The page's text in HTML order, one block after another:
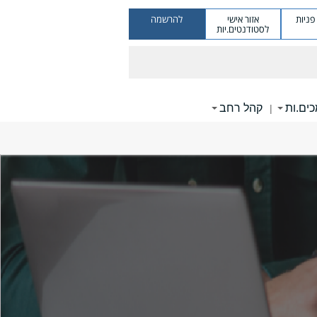
אזור אישי
לסטודנטים.יות
להרשמה
| קהל רחב